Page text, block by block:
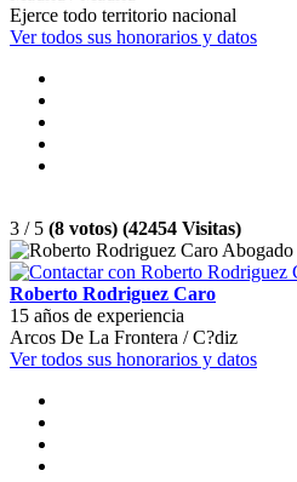
Ejerce todo territorio nacional
Ver todos sus honorarios y datos
3 / 5 (8 votos) (42454 Visitas)
Roberto Rodriguez Caro
15 años de experiencia
Arcos De La Frontera / C?diz
Ver todos sus honorarios y datos